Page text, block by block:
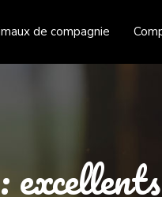
de compagnie